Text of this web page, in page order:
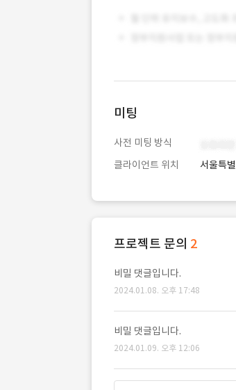
미팅
사전 미팅 방식
클라이언트 위치
서울특
프로젝트 문의 2
비밀 댓글입니다.
2024.01.08. 오후 17:48
비밀 댓글입니다.
2024.01.09. 오후 12:06